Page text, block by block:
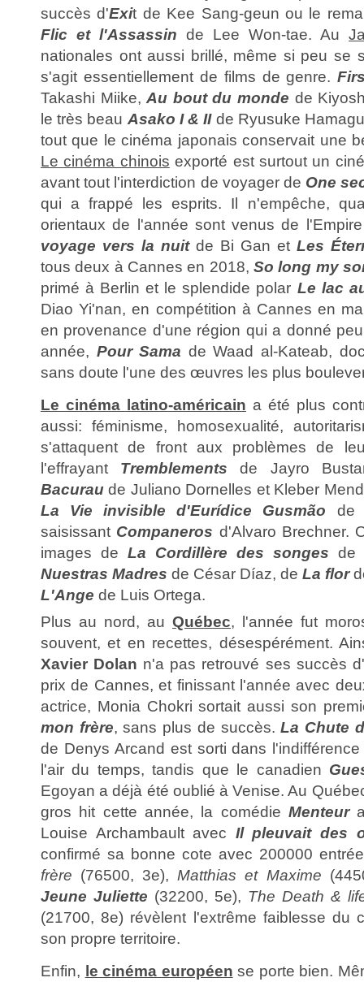
succès d'Exit de Kee Sang-geun ou le
Flic et l'Assassin de Lee Won-tae. Au
nationales ont aussi brillé, même si peu se
s'agit essentiellement de films de genre.
Takashi Miike,Au bout du monde de
le très beau Asako I & II de Ryusuke
tout que le cinéma japonais conservait une
Le cinéma chinois exporté est surtout un
avant tout l'interdiction de voyager de One
qui a frappé les esprits. Il n'empêche,
orientaux de l'année sont venus de
voyage vers la nuitde Bi Gan et Les
tous deux à Cannes en 2018, So long my
primé à Berlin et le splendide polar Le lac
Diao Yi'nan, en compétition à Cannes en
en provenance d'une région qui a donné
année, Pour Sama de Waad al-Kateab,
sans doute l'une des œuvres les plus
Le cinéma latino-américain a été plus
aussi: féminisme, homosexualité,
s'attaquent de front aux problèmes de
l'effrayant Tremblements de Jayro
Bacurau de Juliano Dornelles et Kleber
La Vie invisible d'Eurídice Gusmão de
saisissant Companeros d'Alvaro Brechner.
images de La Cordillère des songes de
Nuestras Madres de César Díaz, de La flor
L'Ange de Luis Ortega.
Plus au nord, au Québec, l'année fut
souvent, et en recettes, désespérément.
Xavier Dolan n'a pas retrouvé ses succès
prix de Cannes, et finissant l'année avec
actrice, Monia Chokri sortait aussi son
mon frère, sans plus de succès.La Chute
de Denys Arcand est sorti dans
l'air du temps, tandis que le canadien
Egoyan a déjà été oublié à Venise. Au
gros hit cette année, la comédie Menteur
Louise Archambault avec Il pleuvait des
confirmé sa bonne cote avec 200000
frère (76500, 3e),Matthias et Maxime
Jeune Juliette (32200, 5e), The Death &
(21700, 8e) révèlent l'extrême faiblesse du
son propre territoire.
Enfin, le cinéma européen se porte bien.